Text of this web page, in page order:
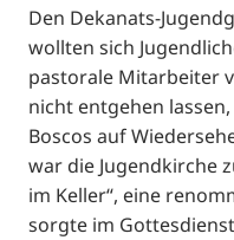
Den Dekanats-
wollten sich
pastorale Mitarbeiter
nicht entgehen
Boscos auf
war die Jugendkirche
im Keller“, eine
sorgte im